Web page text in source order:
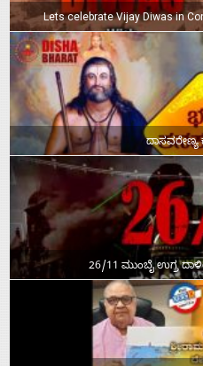
Lets celebrate Vijay Diwas in
ದಾಸವರೇಣ್ಯ
26/11 ಮುಂಬೈ ಉಗ್ರ